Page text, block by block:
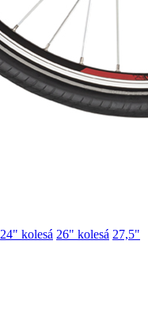
24" kolesá 26" kolesá 27,5"